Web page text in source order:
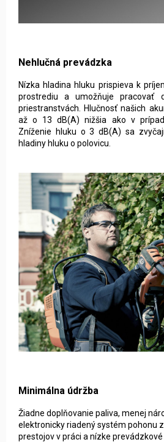
Nehlučná prevádzka
Nízka hladina hluku prispieva k
prostrediu a umožňuje pracovať
priestranstvách. Hlučnosť našich
až o 13 dB(A) nižšia ako v
Zníženie hluku o 3 dB(A) sa
hladiny hluku o polovicu.
Minimálna údržba
Žiadne doplňovanie paliva, menej
elektronicky riadený systém pohonu
prestojov v práci a nízke prevádzkové